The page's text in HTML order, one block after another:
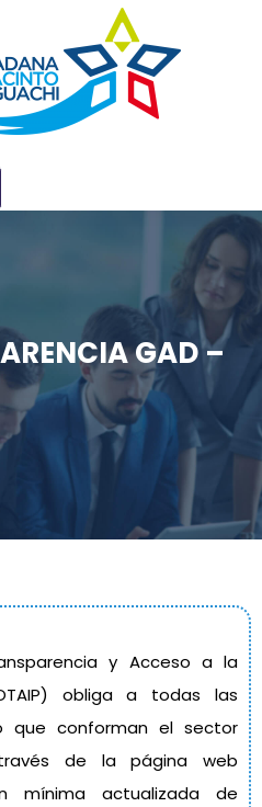
GAD –
y Acceso a la
obliga a todas las
que conforman el sector
de la página web
mínima actualizada de